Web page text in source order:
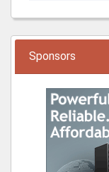
Sponsors